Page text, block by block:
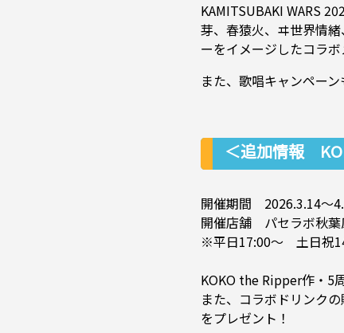
KAMITSUBAKI WARS
芽、春猿火、ヰ世界情
ーをイメージしたコラ
また、歌唱キャンペー
＜追加情報
開催期間 2026.3.14～
開催店舗 パセラボ秋葉
※平日17:00～ 土日祝
KOKO the Ripper作・5
また、コラボドリンク
をプレゼント！